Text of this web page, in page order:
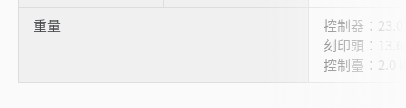
重量
控制器：
刻印頭：
控制臺：2.0